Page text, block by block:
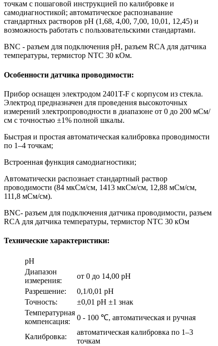
точкам с пошаговой инструкцией по калибровке и
самодиагностикой; автоматическое распознавание
стандартных растворов pH (1,68, 4,00, 7,00, 10,01, 12,45) и
возможность работать с пользовательскими стандартами.
BNC - разъем для подключения pH, разъем RCA для датчика
температуры, термистор NTC 30 кОм.
Особенности датчика проводимости:
Прибор оснащен электродом 2401T-F с корпусом из стекла.
Электрод предназначен для проведения высокоточных
измерений электропроводности в диапазоне от 0 до 200 мСм/
см с точностью ±1% полной шкалы.
Быстрая и простая автоматическая калибровка проводимости
по 1–4 точкам;
Встроенная функция самодиагностики;
Автоматически распознает стандартный раствор
проводимости (84 мкСм/см, 1413 мкСм/см, 12,88 мСм/см,
111,8 мСм/см).
BNC- разъем для подключения датчика проводимости, разъем
RCA для датчика температуры, термистор NTC 30 кОм
Технические характеристики:
рН
Диапазон
измерения:
от 0 до 14,00 рН
Разрешение:
0,1/0,01 рН
Точность:
±0,01 pH ±1 знак
Температурная
компенсация:
0 - 100 ℃, автоматическая и ручная
Калибровка:
автоматическая калибровка по 1–3
точкам